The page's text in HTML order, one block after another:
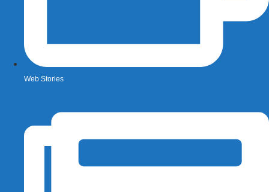
Web Stories